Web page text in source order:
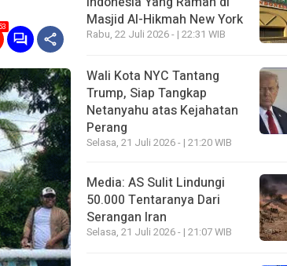
53
Masjid Al-Hikmah New York
Rabu, 22 Juli 2026 - | 22:31 WIB
Wali Kota NYC Tantang
Trump, Siap Tangkap
Netanyahu atas Kejahatan
Perang
Selasa, 21 Juli 2026 - | 21:20 WIB
Media: AS Sulit Lindungi
50.000 Tentaranya Dari
Serangan Iran
Selasa, 21 Juli 2026 - | 21:07 WIB